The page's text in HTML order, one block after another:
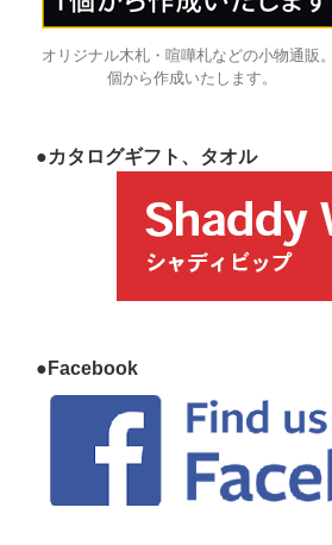
オリジナル木札・喧嘩札などの小物通販
個から作成いたします。
●カタログギフト、タオル
●Facebook